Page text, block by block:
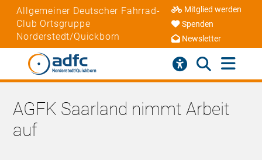
Allgemeiner Deutscher Fahrrad-
Club Ortsgruppe
Norderstedt/Quickborn
Mitglied werden
Spenden
Newsletter
AGFK Saarland nimmt Arbeit
auf